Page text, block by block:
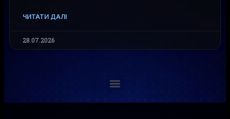
ЧИТАТИ ДАЛІ
28.07.2026